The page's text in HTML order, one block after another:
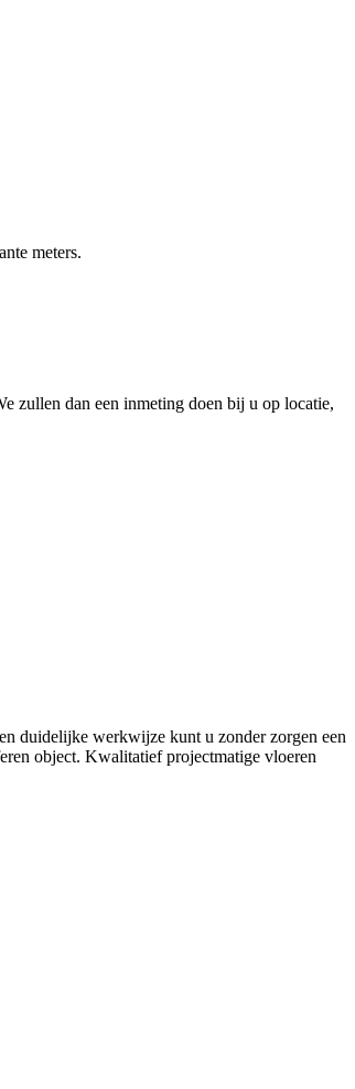
meters.
zullen dan een inmeting doen bij u op locatie,
duidelijke werkwijze kunt u zonder zorgen een
object. Kwalitatief projectmatige vloeren